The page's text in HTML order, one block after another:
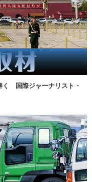
く 国際ジャーナリスト・